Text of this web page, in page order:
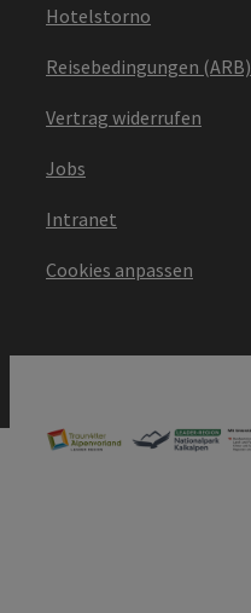
Hotelstorno
Reisebedingungen (ARB)
Vertrag widerrufen
Jobs
Intranet
Cookies anpassen